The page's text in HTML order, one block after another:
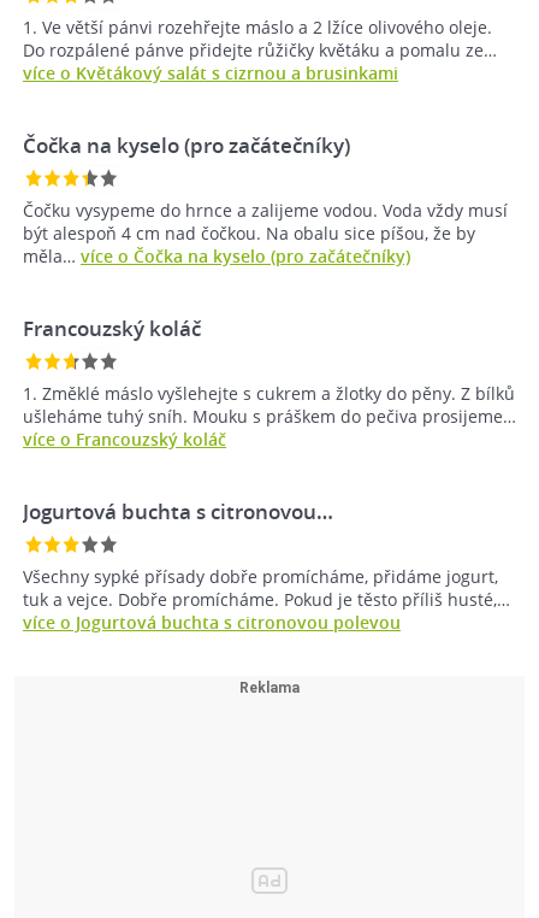
1. Ve větší pánvi rozehřejte máslo a 2 lžíce olivového oleje.
Do rozpálené pánve přidejte růžičky květáku a pomalu ze…
více o Květákový salát s cizrnou a brusinkami
Čočka na kyselo (pro začátečníky)
Čočku vysypeme do hrnce a zalijeme vodou. Voda vždy musí
být alespoň 4 cm nad čočkou. Na obalu sice píšou, že by
měla… více o Čočka na kyselo (pro začátečníky)
Francouzský koláč
1. Změklé máslo vyšlehejte s cukrem a žlotky do pěny. Z bílků
ušleháme tuhý sníh. Mouku s práškem do pečiva prosijeme…
více o Francouzský koláč
Jogurtová buchta s citronovou…
Všechny sypké přísady dobře promícháme, přidáme jogurt,
tuk a vejce. Dobře promícháme. Pokud je těsto příliš husté,…
více o Jogurtová buchta s citronovou polevou